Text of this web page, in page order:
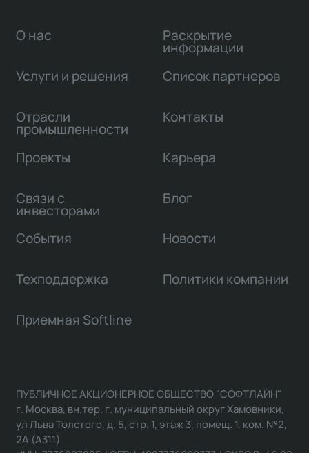
О нас
Услуги и решения
Отрасли
промышленности
Проекты
Связи с
инвесторами
Раскрытие
информации
Список партнеров
Контакты
Карьера
Блог
События Новости
Техподдержка Политики компании
Приемная Softline
ПУБЛИЧНОЕ АКЦИОНЕРНОЕ ОБЩЕСТВО "СОФТЛАЙН"
г. Москва, вн.тер. г. муниципальный округ Хамовники,
ул Льва Толстого, д. 5, стр. 1, этаж 3, помещ. 1, ком. №2,
2А (А311)